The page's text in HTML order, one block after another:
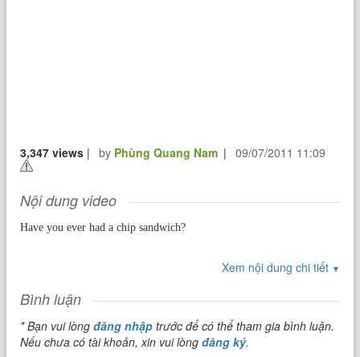
3,347 views | by Phùng Quang Nam | 09/07/2011 11:09
Nội dung video
Have you ever had a chip sandwich?
I hadn't eaten one for years, so I decided to buy some chips and bread
and make one.
I made a Marmite chip sandwich. I'm not sure if I've ever had one of
Xem nội dung chi tiết ▼
Bình luận
* Bạn vui lòngđăng nhập trước để có thể tham gia bình luận.
Nếu chưa có tài khoản, xin vui lòngđăng ký.